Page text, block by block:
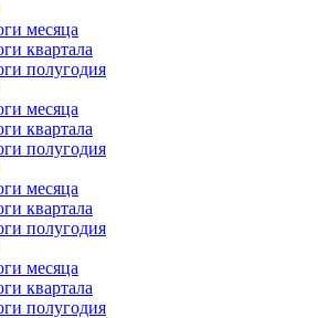
месяца
квартала
полугодия
месяца
квартала
полугодия
месяца
квартала
полугодия
месяца
квартала
полугодия